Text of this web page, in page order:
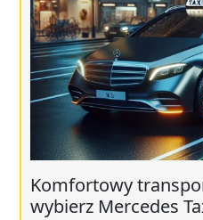
Komfortowy
wybierz Mercedes